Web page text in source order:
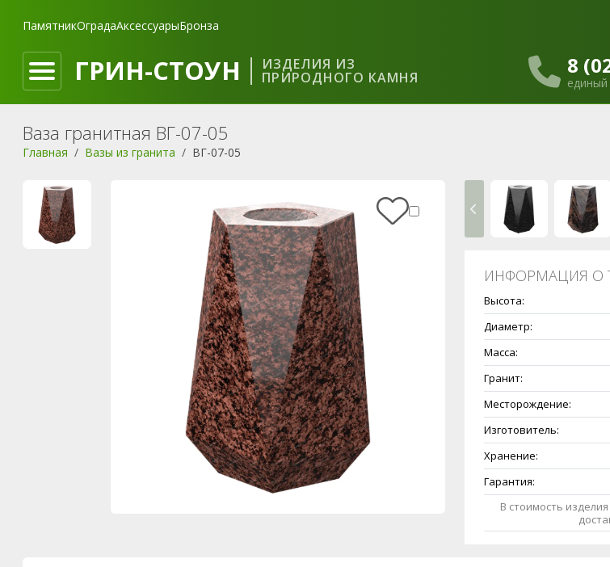
ПамятникОградаАксессуарыБронза
ГРИН-СТОУН ИЗДЕЛИЯ ИЗ
ПРИРОДНОГО КАМНЯ 8
Ваза гранитная ВГ-07-05
Главная Вазы из гранита ВГ-07-05
ИНФОРМАЦИЯ О
Высота:
Диаметр:
Масса:
Гранит:
Месторождение:
Изготовитель:
Хранение:
Гарантия:
В стоимость